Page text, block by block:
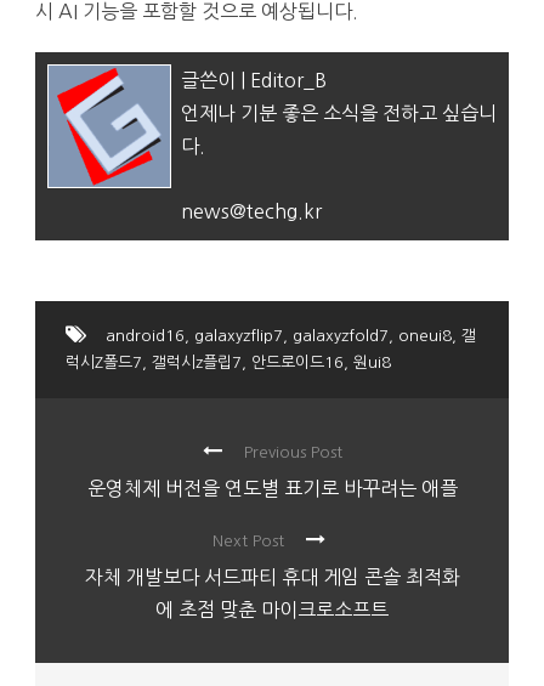
시 AI 기능을 포함할 것으로 예상됩니다.
글쓴이 | Editor_B
언제나 기분 좋은 소식을 전하고 싶습니
다.
news@techg.kr
android16 galaxyzflip7 galaxyzfold7 oneui8
갤
럭시Z폴드7
갤럭시z플립7 안드로이드16 원ui8
Previous Post
운영체제 버전을 연도별 표기로 바꾸려는 애플
Next Post
자체 개발보다 서드파티 휴대 게임 콘솔 최적화
에 초점 맞춘 마이크로소프트